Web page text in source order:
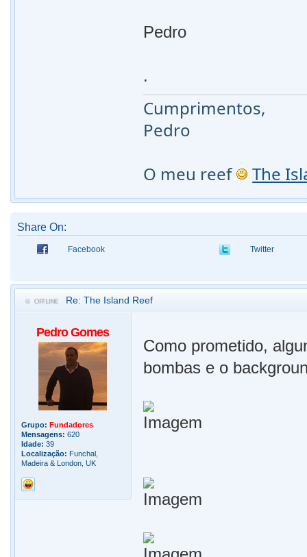
Pedro
.
Cumprimentos,
Pedro
O meu reef
The
Share On:
Facebook Twitter
Re: The Island Reef
Pedro Gomes
Grupo: Fundadores
Mensagens: 620
Idade: 39
Localização: Funchal,
Madeira & London, UK
Como prometido,
bombas e o